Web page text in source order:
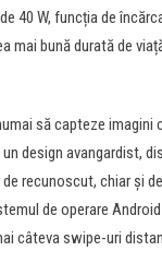
40 W, funcția de
mai bună durată de
să capteze imagini
design avangardist,
recunoscut, chiar și
de operare Android
câteva swipe-uri